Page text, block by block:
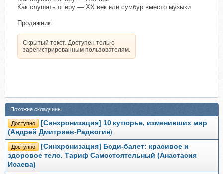
Как слушать оперу — XX век или сумбур вместо музыки
Продажник:
Скрытый текст. Доступен только
зарегистрированным пользователям.
Похожие складчины
Доступно
[Синхронизация] 10 кутюрье, изменивших мир
(Андрей Дмитриев-Радвогин)
Доступно
[Синхронизация] Боди-балет: красивое и
здоровое тело. Тариф Самостоятельный (Анастасия
Исаева)